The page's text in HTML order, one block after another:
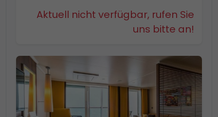
Aktuell nicht verfügbar, rufen Sie
uns bitte an!